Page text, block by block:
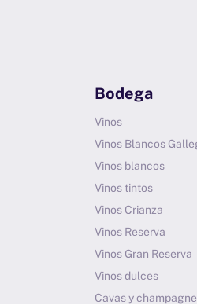
Bodega
Vinos
Vinos Blancos
Vinos blancos
Vinos tintos
Vinos Crianza
Vinos Reserva
Vinos Gran Reserva
Vinos dulces
Cavas y